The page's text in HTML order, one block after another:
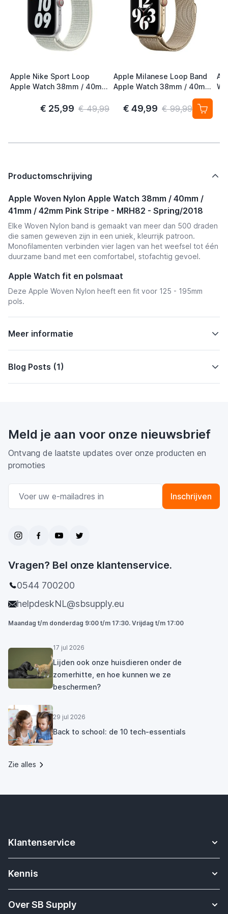
Apple Nike Sport Loop
Apple Watch 38mm / 40mm
€ 25,99 € 49,99
Apple Milanese Loop Band
Apple Watch 38mm / 40mm
/ 41mm / 42mm Gold (2nd
Gen)€ 49,99 € 99,99
Productomschrijving
Apple Woven Nylon Apple Watch 38mm / 40mm /
41mm / 42mm Pink Stripe - MRH82 - Spring/2018
Elke Woven Nylon band is gemaakt van meer dan 500 draden
die samen geweven zijn in een uniek, kleurrijk patroon.
Monofilamenten verbinden vier lagen van het weefsel tot één
duurzame band met een comfortabel, stofachtig gevoel.
Apple Watch fit en polsmaat
Deze Apple Woven Nylon heeft een fit voor 125 - 195mm
pols.
Meer informatie
Blog Posts (1)
Meld je aan voor onze nieuwsbrief
Ontvang de laatste updates over onze producten en
promoties
Inschrijven
Vragen? Bel onze klantenservice.
0544 700200
helpdeskNL@sbsupply.eu
Maandag t/m donderdag 9:00 t/m 17:30. Vrijdag t/m 17:00
17 jul 2026
Lijden ook onze huisdieren onder de
zomerhitte, en hoe kunnen we ze
beschermen?
29 jul 2026
Back to school: de 10 tech-essentials
Zie alles
Klantenservice
Contact
Verzending & bezorging
Kennis
Apple Watch bandjes kennisbank
Over SB Supply